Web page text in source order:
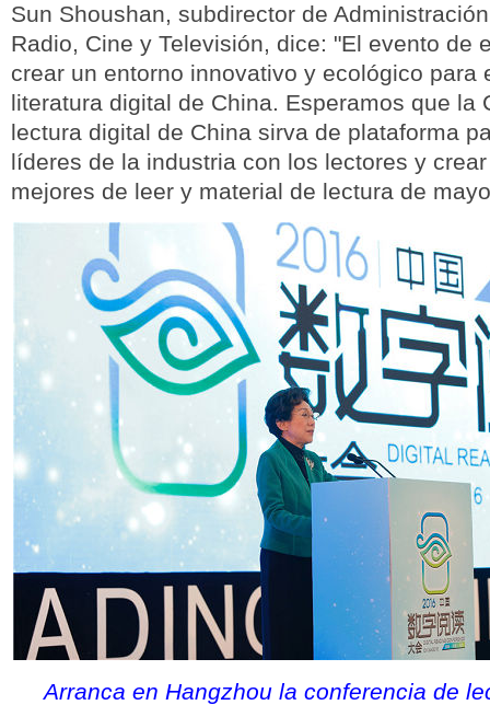
Sun Shoushan, subdirector de
Radio, Cine y Televisión, dice: "El evento de
crear un entorno innovativo y ecológico para
literatura digital de China. Esperamos que la
lectura digital de China sirva de plataforma
líderes de la industria con los lectores y
mejores de leer y material de lectura de
Arranca en Hangzhou la conferencia de